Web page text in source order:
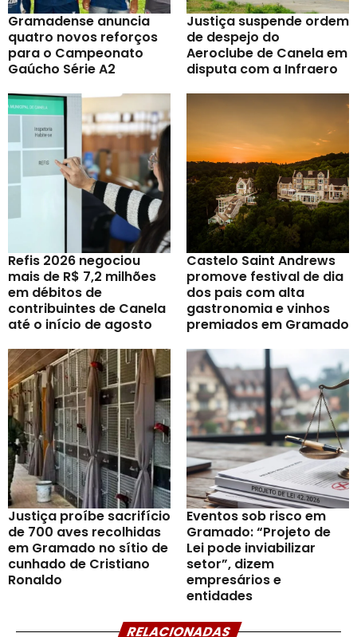
Gramadense anuncia
quatro novos reforços
para o Campeonato
Gaúcho Série A2
Justiça suspende ordem
de despejo do
Aeroclube de Canela em
disputa com a Infraero
Refis 2026 negociou
mais de R$ 7,2 milhões
em débitos de
contribuintes de Canela
até o início de agosto
Castelo Saint Andrews
promove festival de dia
dos pais com alta
gastronomia e vinhos
premiados em Gramado
Justiça proíbe sacrifício
de 700 aves recolhidas
em Gramado no sítio de
cunhado de Cristiano
Ronaldo
Eventos sob risco em
Gramado: “Projeto de
Lei pode inviabilizar
setor”, dizem
empresários e
entidades
RELACIONADAS